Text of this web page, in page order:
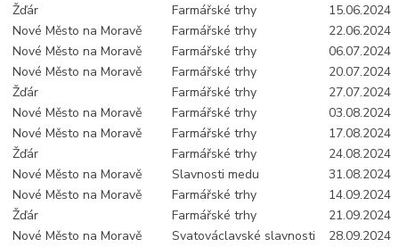
Žďár
Farmářské trhy
15.06.2024
Nové Město na Moravě
Farmářské trhy
22.06.2024
Nové Město na Moravě
Farmářské trhy
06.07.2024
Nové Město na Moravě
Farmářské trhy
20.07.2024
Žďár
Farmářské trhy
27.07.2024
Nové Město na Moravě
Farmářské trhy
03.08.2024
Nové Město na Moravě
Farmářské trhy
17.08.2024
Žďár
Farmářské trhy
24.08.2024
Nové Město na Moravě
Slavnosti medu
31.08.2024
Nové Město na Moravě
Farmářské trhy
14.09.2024
Žďár
Farmářské trhy
21.09.2024
Nové Město na Moravě
Svatováclavské slavnosti
28.09.2024